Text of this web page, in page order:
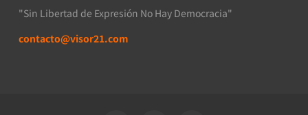
"Sin Libertad de Expresión No Hay Democracia"
contacto@visor21.com